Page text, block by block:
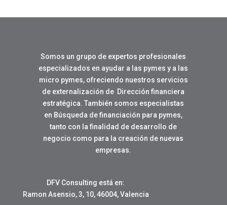
Somos un grupo de expertos profesionales
especializados en ayudar a las pymes y a las
micro pymes, ofreciendo nuestros servicios
de externalización de Dirección financiera
estratégica. También somos especialistas
en Búsqueda de financiación para pymes,
tanto con la finalidad de desarrollo de
negocio como para la creación de nuevas
empresas.
DFV Consulting está en:
Ramon Asensio, 3, 10, 46004, Valencia